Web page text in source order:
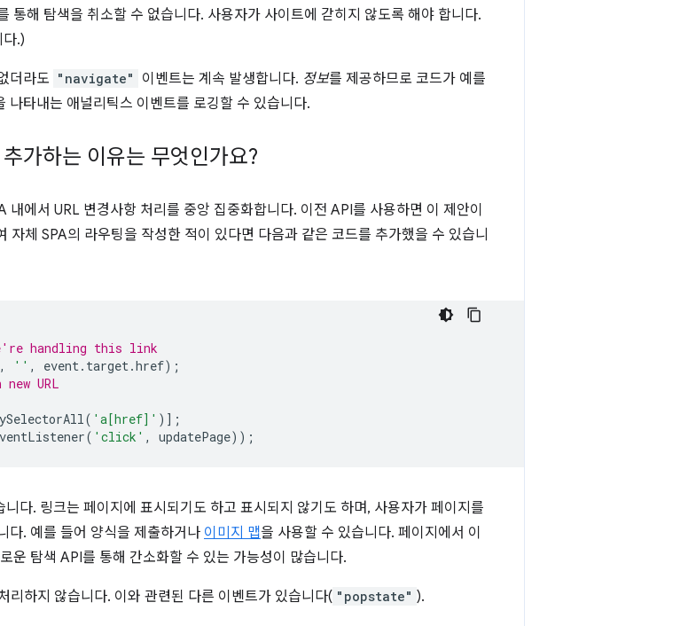
통해 탐색을 취소할 수 없습니다. 사용자가 사이트에 갇히지 않도록 해야 합니다.
다.)
더라도 "navigate" 이벤트는 계속 발생합니다. 정보를 제공하므로 코드가 예를
나타내는 애널리틱스 이벤트를 로깅할 수 있습니다.
가하는 이유는 무엇인가요?
내에서 URL 변경사항 처리를 중앙 집중화합니다. 이전 API를 사용하면 이 제안이
체 SPA의 라우팅을 작성한 적이 있다면 다음과 같은 코드를 추가했을 수 있습니
handling this link
, '' , event. target.href);
URL
( 'a[href]' )];
( 'click' , updatePage));
다. 링크는 페이지에 표시되기도 하고 표시되지 않기도 하며, 사용자가 페이지를
다. 예를 들어 양식을 제출하거나 이미지 맵을 사용할 수 있습니다. 페이지에서 이
운 탐색 API를 통해 간소화할 수 있는 가능성이 많습니다.
리하지 않습니다. 이와 관련된 다른 이벤트가 있습니다( "popstate" ).